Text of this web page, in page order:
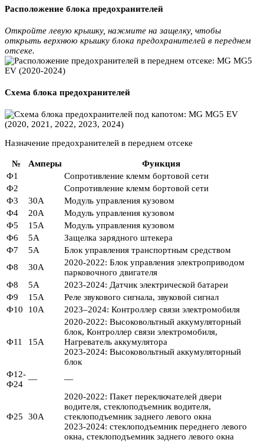
Расположение блока предохранителей
Откройте левую крышку, нажмите на защелку, чтобы
открыть верхнюю крышку блока предохранителей в переднем
отсеке.
Схема блока предохранителей
Назначение предохранителей в переднем отсеке
№ Амперы
Функция
Ф1
Сопротивление клемм бортовой сети
Ф2
Сопротивление клемм бортовой сети
Ф3
30А
Модуль управления кузовом
Ф4
20А
Модуль управления кузовом
Ф5
15А
Модуль управления кузовом
Ф6
5А
Защелка зарядного штекера
Ф7
5А
Блок управления транспортным средством
Ф8
30А
2020-2022: Блок управления электроприводом
парковочного двигателя
Ф8
5А
2023-2024: Датчик электрической батареи
Ф9
15А
Реле звукового сигнала, звуковой сигнал
Ф10
10А 2023–2024: Контроллер связи электромобиля
Ф11 15А
2020-2022: Высоковольтный аккумуляторный
блок, Контроллер связи электромобиля,
Нагреватель аккумулятора
2023-2024: Высоковольтный аккумуляторный
блок
Ф12-
Ф24
— —
Ф25 30А
2020-2022: Пакет переключателей двери
водителя, стеклоподъемник водителя,
стеклоподъемник заднего левого окна
2023-2024: стеклоподъемник переднего левого
окна, стеклоподъемник заднего левого окна